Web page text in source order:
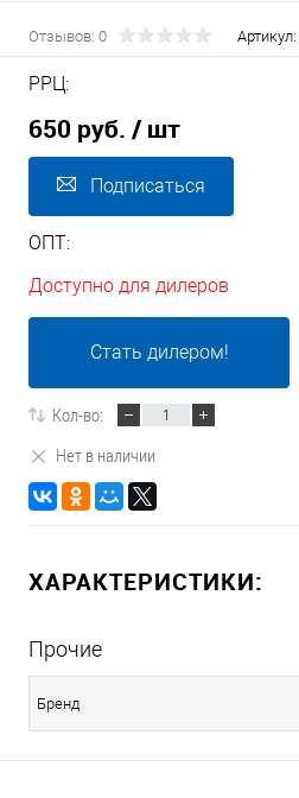
Отзывов: 0 Артикул:
РРЦ:
650 руб. / шт
Подписаться
ОПТ:
Доступно для дилеров
Стать дилером!
Кол-во:
Нет в наличии
ХАРАКТЕРИСТИКИ:
Прочие
Бренд